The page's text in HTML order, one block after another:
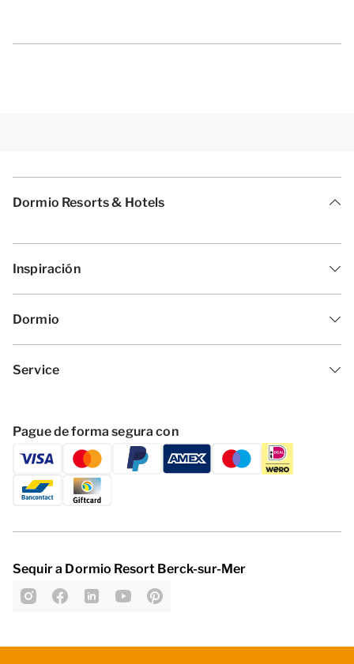
Dormio Resorts & Hotels
Inspiración
Dormio
Service
Pague de forma segura con
Sequir a Dormio Resort Berck-sur-Mer